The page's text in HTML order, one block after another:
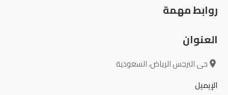
روابط مهمة
العنوان
حى النرجس الرياض، السعودية
الإيميل